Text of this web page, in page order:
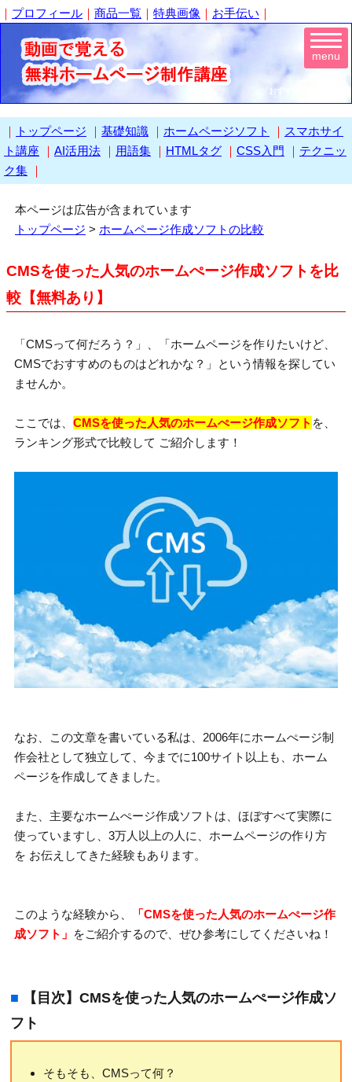
｜ プロフィール ｜ 商品一覧 ｜ 特典画像 ｜ お手伝い ｜
おすすめのCMSを比較
｜ トップページ ｜ 基礎知識 ｜ ホームページソフト ｜ スマホサイ
ト講座
｜ AI活用法 ｜ 用語集 ｜ HTMLタグ ｜ CSS入門 ｜ テクニッ
ク集
｜
menu
本ページは広告が含まれています
トップページ > ホームページ作成ソフトの比較
CMSを使った人気のホームぺージ作成ソフトを比
較【無料あり】
「CMSって何だろう？」、「ホームページを作りたいけど、
CMSでおすすめのものはどれかな？」という情報を探してい
ませんか。
ここでは、 CMSを使った人気のホームぺージ作成ソフト を、
ランキング形式で比較して ご紹介します！
なお、この文章を書いている私は、2006年にホームぺージ制
作会社として独立して、今までに100サイト以上も、ホーム
ページを作成してきました。
また、主要なホームぺージ作成ソフトは、ほぼすべて実際に
使っていますし、3万人以上の人に、ホームページの作り方
を お伝えしてきた経験もあります。
このような経験から、
「CMSを使った人気のホームぺージ作
成ソフト」 をご紹介するので、ぜひ参考にしてくださいね！
■ 【目次】CMSを使った人気のホームぺージ作成ソ
フト
そもそも、CMSって何？